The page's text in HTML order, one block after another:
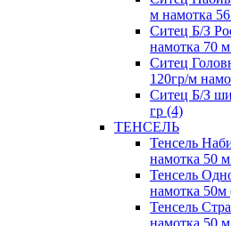
м намотка
Ситец Б/З
намотка 70
Ситец
120гр/м
Ситец Б/З
гр (4)
ТЕНСЕЛЬ
Тенсель
намотка 50
Тенсель
намотка 50м
Тенсель
намотка 50